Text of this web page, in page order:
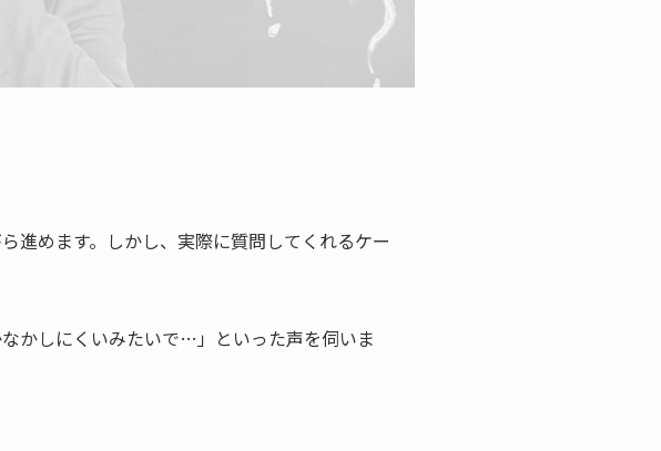
進めます。しかし、実際に質問してくれるケー
かしにくいみたいで…」といった声を伺いま